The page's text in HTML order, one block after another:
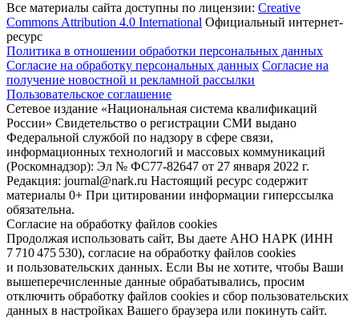
Все материалы сайта доступны по лицензии: Creative
Commons Attribution 4.0 International Официальный интернет-
ресурс
Политика в отношении обработки персональных данных
Согласие на обработку персональных данных Согласие на
получение новостной и рекламной рассылки
Пользовательское соглашение
Сетевое издание «Национальная система квалификаций
России» Свидетельство о регистрации СМИ выдано
Федеральной службой по надзору в сфере связи,
информационных технологий и массовых коммуникаций
(Роскомнадзор): Эл № ФС77-82647 от 27 января 2022 г.
Редакция: journal@nark.ru Настоящий ресурс содержит
материалы 0+ При цитировании информации гиперссылка
обязательна.
Согласие на обработку файлов cookies
Продолжая использовать сайт, Вы даете АНО НАРК (ИНН
7 710 475 530), согласие на обработку файлов cookies
и пользовательских данных. Если Вы не хотите, чтобы Ваши
вышеперечисленные данные обрабатывались, просим
отключить обработку файлов cookies и сбор пользовательских
данных в настройках Вашего браузера или покинуть сайт.